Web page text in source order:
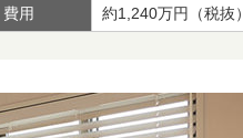
費用 約1,240万円（税抜）